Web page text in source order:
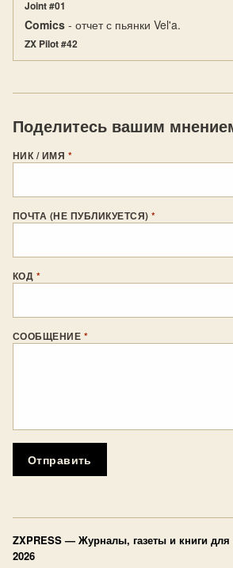
Joint #01
Comics - отчет с пьянки Vel'a.
ZX Pilot #42
Поделитесь вашим
НИК / ИМЯ *
ПОЧТА (НЕ ПУБЛИКУЕТСЯ)*
КОД *
СООБЩЕНИЕ *
Отправить
ZXPRESS — Журналы, газеты и книги
2026